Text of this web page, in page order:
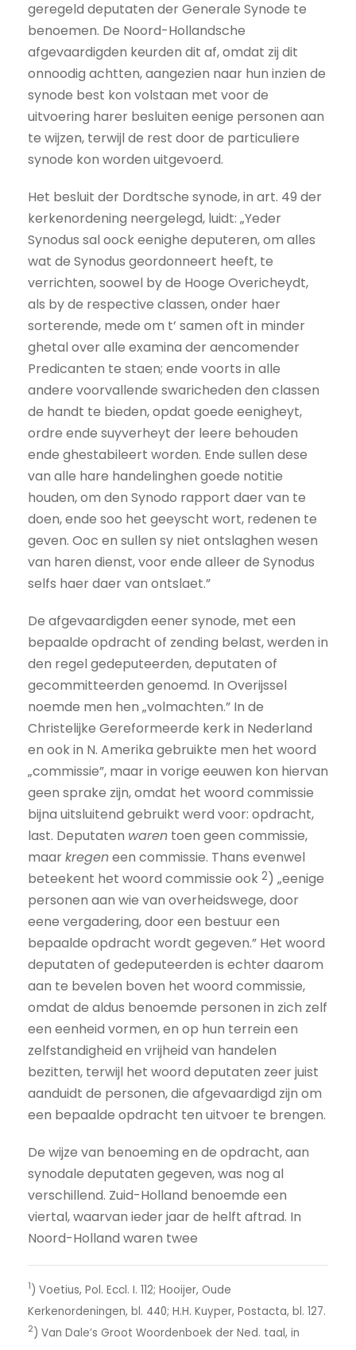
geregeld deputaten der Generale Synode te
benoemen. De Noord-Hollandsche
afgevaardigden keurden dit af, omdat zij dit
onnoodig achtten, aangezien naar hun inzien de
synode best kon volstaan met voor de
uitvoering harer besluiten eenige personen aan
te wijzen, terwijl de rest door de particuliere
synode kon worden uitgevoerd.
Het besluit der Dordtsche synode, in art. 49 der
kerkenordening neergelegd, luidt: „Yeder
Synodus sal oock eenighe deputeren, om alles
wat de Synodus geordonneert heeft, te
verrichten, soowel by de Hooge Overicheydt,
als by de respective classen, onder haer
sorterende, mede om t’ samen oft in minder
ghetal over alle examina der aencomender
Predicanten te staen; ende voorts in alle
andere voorvallende swaricheden den classen
de handt te bieden, opdat goede eenigheyt,
ordre ende suyverheyt der leere behouden
ende ghestabileert worden. Ende sullen dese
van alle hare handelinghen goede notitie
houden, om den Synodo rapport daer van te
doen, ende soo het geeyscht wort, redenen te
geven. Ooc en sullen sy niet ontslaghen wesen
van haren dienst, voor ende alleer de Synodus
selfs haer daer van ontslaet.”
De afgevaardigden eener synode, met een
bepaalde opdracht of zending belast, werden in
den regel gedeputeerden, deputaten of
gecommitteerden genoemd. In Overijssel
noemde men hen „volmachten.” In de
Christelijke Gereformeerde kerk in Nederland
en ook in N. Amerika gebruikte men het woord
„commissie”, maar in vorige eeuwen kon hiervan
geen sprake zijn, omdat het woord commissie
bijna uitsluitend gebruikt werd voor: opdracht,
last. Deputaten waren toen geen commissie,
maarkregeneen commissie. Thans evenwel
beteekent het woord commissie ook 2) „eenige
personen aan wie van overheidswege, door
eene vergadering, door een bestuur een
bepaalde opdracht wordt gegeven.” Het woord
deputaten of gedeputeerden is echter daarom
aan te bevelen boven het woord commissie,
omdat de aldus benoemde personen in zich zelf
een eenheid vormen, en op hun terrein een
zelfstandigheid en vrijheid van handelen
bezitten, terwijl het woord deputaten zeer juist
aanduidt de personen, die afgevaardigd zijn om
een bepaalde opdracht ten uitvoer te brengen.
De wijze van benoeming en de opdracht, aan
synodale deputaten gegeven, was nog al
verschillend. Zuid-Holland benoemde een
viertal, waarvan ieder jaar de helft aftrad. In
Noord-Holland waren twee
1) Voetius, Pol. Eccl. I. 112; Hooijer, Oude
Kerkenordeningen, bl. 440; H.H. Kuyper, Postacta, bl. 127.
2) Van Dale’s Groot Woordenboek der Ned. taal, in